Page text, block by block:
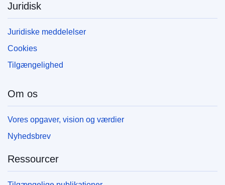
Juridisk
Juridiske meddelelser
Cookies
Tilgængelighed
Om os
Vores opgaver, vision og værdier
Nyhedsbrev
Ressourcer